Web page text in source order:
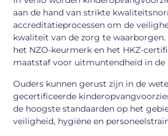
aan de hand van strikte
accreditatieprocessen om de
kwaliteit van de zorg te
het NZO-keurmerk en het HKZ-
maatstaf voor uitmuntendheid in de
Ouders kunnen gerust zijn in de
gecertificeerde
de hoogste standaarden op het
veiligheid, hygiëne en